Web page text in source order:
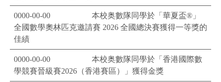
0000-00-00
本校奥數隊同學於「華夏盃®」
全國數學奧林匹克邀請賽 2026 全國總決賽獲得一等獎的
佳績
0000-00-00
本校奥數隊同學於「香港國際數
學競賽晉級賽2026（香港賽區）」獲得金獎